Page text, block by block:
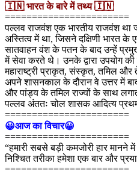
🇮🇳 भारत के बारे में तथ्य 🇮🇳
=======================
पल्लव राजवंश एक भारतीय राजवंश था
अस्तित्व में था, जिसने दक्षिणी भारत के
सातवाहन वंश के पतन के बाद उन्हें
में सेवा करते थे। उनके द्वारा उपयोग की
महाराष्ट्री प्राकृत, संस्कृत, तमिल और
अपने शासनकाल के दौरान वे उत्तर में
और पांड्य के तमिल राज्यों के साथ
पल्लव अंततः चोल शासक आदित्य
=======================
😀आज का विचार😀
=======================
“हमारी सबसे बड़ी कमजोरी हार
निश्चित तरीका हमेशा एक बार और
=======================